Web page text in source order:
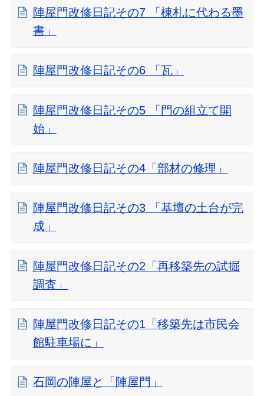
陣屋門改修日記その7 「棟札に代わる墨
書」
陣屋門改修日記その6 「瓦」
陣屋門改修日記その5 「門の組立て開
始」
陣屋門改修日記その4「部材の修理」
陣屋門改修日記その3 「基壇の土台が完
成」
陣屋門改修日記その2「再移築先の試掘
調査」
陣屋門改修日記その1「移築先は市民会
館駐車場に」
石岡の陣屋と「陣屋門」